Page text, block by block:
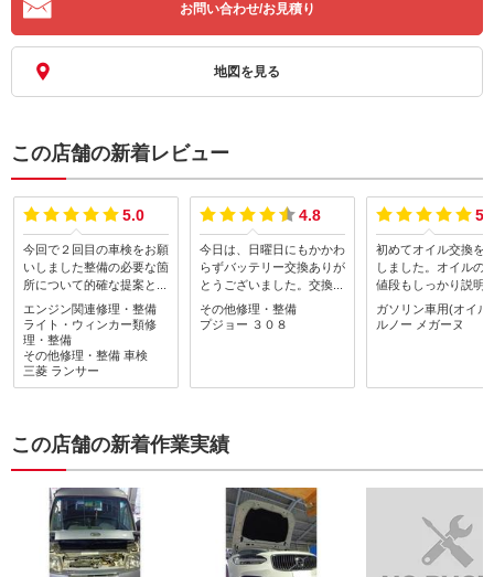
お問い合わせ/お見積り
地図を見る
この店舗の新着レビュー
5.0
今回で２回目の車検をお願
いしました整備の必要な箇
所について的確な提案と整
備・修理作業をしてくださ
りこちらのニーズに応じた
対応をしてくださいました
ありがとうございましたま
た車検後に急な整備作業依
頼にも迅速 丁寧に対応し
ー7 FDの再登録に向けて
ご迷惑をおかけしているこ
とと思うのですが気長に合
わせて対応してくださり本
当にありがたく感謝してま
す旧車や海外製の難易度の
エンジン関連修理・整備
ライト・ウィンカー類修
理・整備
その他修理・整備 車検
三菱 ランサー
4.8
今日は、日曜日にもかかわ
らずバッテリー交換ありが
とうございました。交換場
所が奥に入り込んだ所にあ
り、尚且つ、色々と部品を
いします。
その他修理・整備
プジョー ３０８
初めてオイル交換を
しました。オイルの
値段もしっかり説明
いて非常にわかりや
得してお願いできま
ガソリン車用(オイル
ルノー メガーヌ
この店舗の新着作業実績